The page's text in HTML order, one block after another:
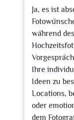
Ja, es ist
während
Ihre
Ideen zu
Locations,
oder
dem